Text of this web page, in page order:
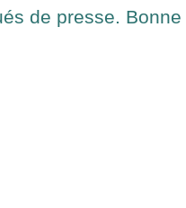
de presse. Bonne